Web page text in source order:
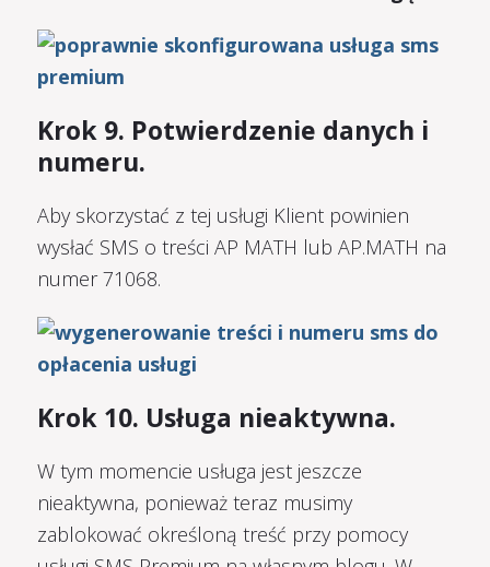
Krok 9. Potwierdzenie danych i
numeru.
Aby skorzystać z tej usługi Klient powinien
wysłać SMS o treści AP MATH lub AP.MATH na
numer 71068.
Krok 10. Usługa nieaktywna.
W tym momencie usługa jest jeszcze
nieaktywna, ponieważ teraz musimy
zablokować określoną treść przy pomocy